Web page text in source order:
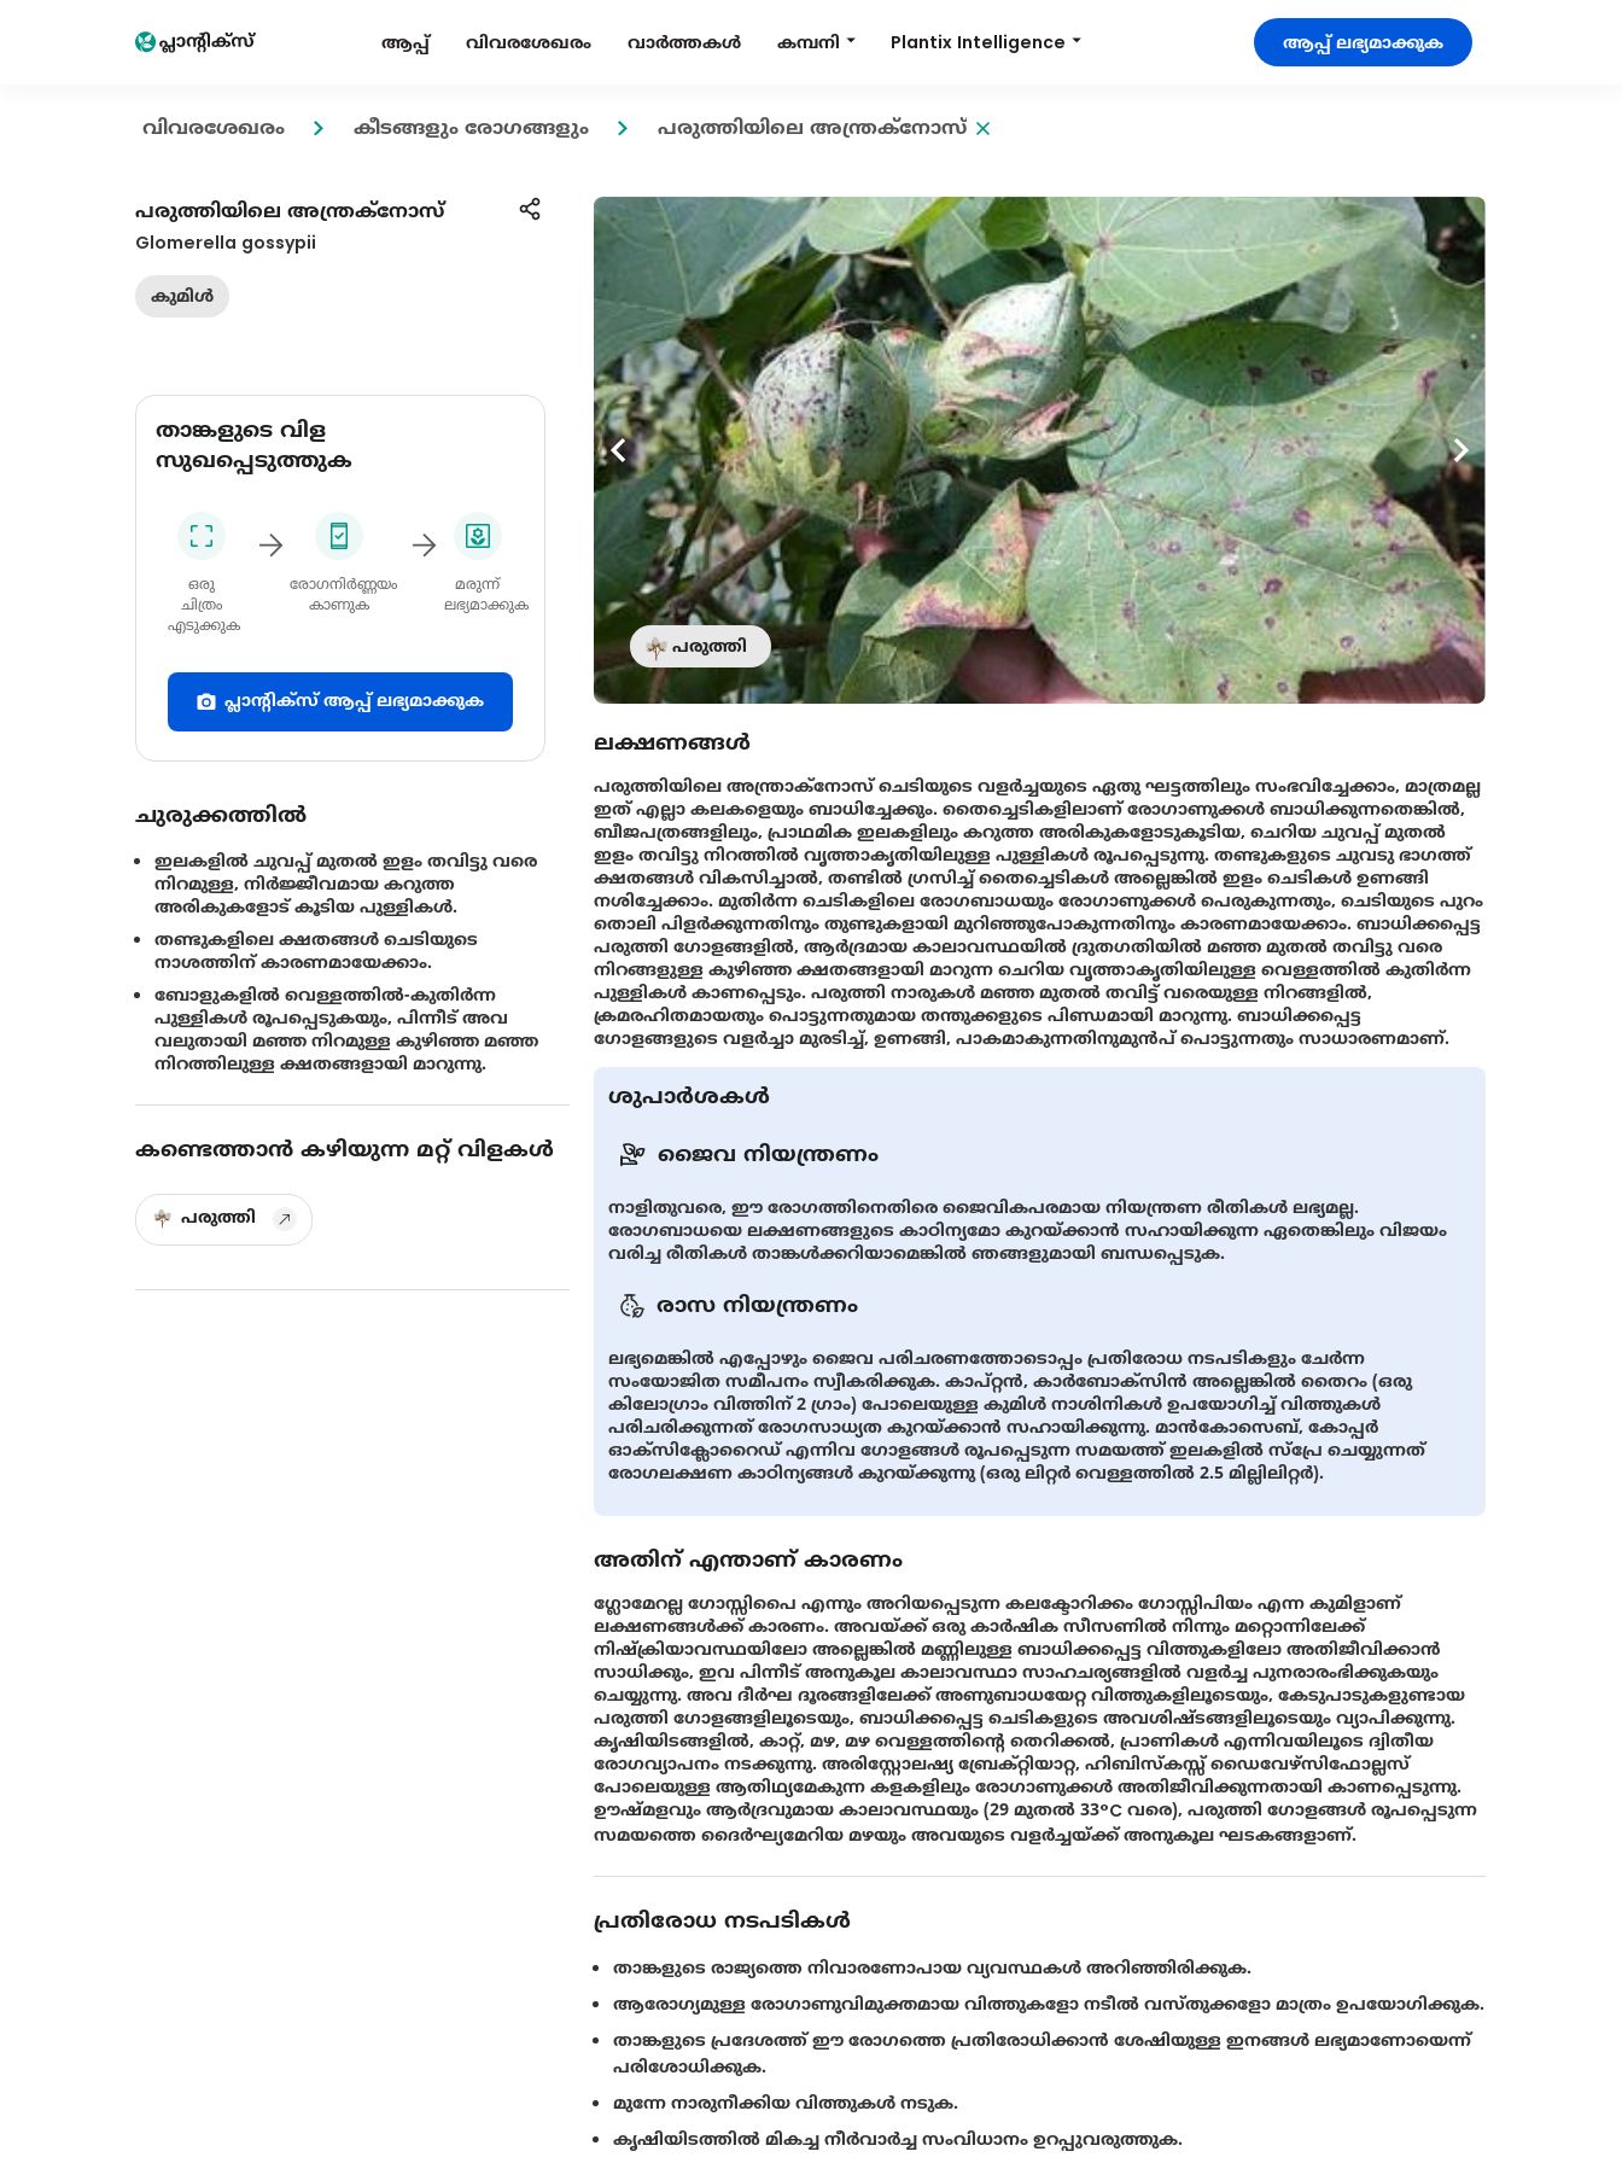
ആപ്പ് വിവരശേഖരം വാർത്തകൾ കമ്പനി Plantix Intelligence ആപ്പ് ലഭ്യമാക്കുക
വിവരശേഖരം കീടങ്ങളും രോഗങ്ങളും പരുത്തിയിലെ അന്ത്രക്നോസ്
പരുത്തിയിലെ അന്ത്രക്നോസ്
Glomerella gossypii
കുമിൾ
താങ്കളുടെ വിള
സുഖപ്പെടുത്തുക
ഒരു
ചിത്രം
എടുക്കുക
രോഗനിർണ്ണയം
കാണുക
മരുന്ന്
ലഭ്യമാക്കുക
പ്ലാന്റിക്സ് ആപ്പ് ലഭ്യമാക്കുക
ചുരുക്കത്തിൽ
ഇലകളിൽ ചുവപ്പ് മുതൽ ഇളം തവിട്ടു വരെ
നിറമുള്ള, നിർജ്ജീവമായ കറുത്ത
അരികുകളോട് കൂടിയ പുള്ളികൾ.
തണ്ടുകളിലെ ക്ഷതങ്ങൾ ചെടിയുടെ
നാശത്തിന് കാരണമായേക്കാം.
ബോളുകളിൽ വെള്ളത്തിൽ-കുതിർന്ന
പുള്ളികള്‍ രൂപപ്പെടുകയും, പിന്നീട് അവ
വലുതായി മഞ്ഞ നിറമുള്ള കുഴിഞ്ഞ മഞ്ഞ
നിറത്തിലുള്ള ക്ഷതങ്ങളായി മാറുന്നു.
കണ്ടെത്താൻ കഴിയുന്ന മറ്റ് വിളകൾ
പരുത്തി
പരുത്തി
ലക്ഷണങ്ങൾ
പരുത്തിയിലെ അന്ത്രാക്നോസ് ചെടിയുടെ വളർച്ചയുടെ ഏതു ഘട്ടത്തിലും സംഭവിച്ചേക്കാം, മാത്രമല്ല
ഇത് എല്ലാ കലകളെയും ബാധിച്ചേക്കും. തൈച്ചെടികളിലാണ് രോഗാണുക്കൾ ബാധിക്കുന്നതെങ്കിൽ,
ബീജപത്രങ്ങളിലും, പ്രാഥമിക ഇലകളിലും കറുത്ത അരികുകളോടുകൂടിയ, ചെറിയ ചുവപ്പ് മുതൽ
ഇളം തവിട്ടു നിറത്തിൽ വൃത്താകൃതിയിലുള്ള പുള്ളികള്‍ രൂപപ്പെടുന്നു. തണ്ടുകളുടെ ചുവടു ഭാഗത്ത്‌
ക്ഷതങ്ങൾ വികസിച്ചാൽ, തണ്ടില്‍ ഗ്രസിച്ച് തൈച്ചെടികൾ അല്ലെങ്കിൽ ഇളം ചെടികൾ ഉണങ്ങി
നശിച്ചേക്കാം. മുതിർന്ന ചെടികളിലെ രോഗബാധയും രോഗാണുക്കൾ പെരുകുന്നതും, ചെടിയുടെ പുറം
തൊലി പിളർക്കുന്നതിനും തുണ്ടുകളായി മുറിഞ്ഞുപോകുന്നതിനും കാരണമായേക്കാം. ബാധിക്കപ്പെട്ട
പരുത്തി ഗോളങ്ങളിൽ, ആര്‍ദ്രമായ കാലാവസ്ഥയില്‍ ദ്രുതഗതിയില്‍ മഞ്ഞ മുതല്‍ തവിട്ടു വരെ
നിറങ്ങളുള്ള കുഴിഞ്ഞ ക്ഷതങ്ങളായി മാറുന്ന ചെറിയ വൃത്താകൃതിയിലുള്ള വെള്ളത്തിൽ കുതിർന്ന
പുള്ളികൾ കാണപ്പെടും. പരുത്തി നാരുകൾ മഞ്ഞ മുതൽ തവിട്ട് വരെയുള്ള നിറങ്ങളിൽ,
ക്രമരഹിതമായതും പൊട്ടുന്നതുമായ തന്തുക്കളുടെ പിണ്ഡമായി മാറുന്നു. ബാധിക്കപ്പെട്ട
ഗോളങ്ങളുടെ വളർച്ചാ മുരടിച്ച്, ഉണങ്ങി, പാകമാകുന്നതിനുമുൻപ് പൊട്ടുന്നതും സാധാരണമാണ്.
ശുപാർശകൾ
ജൈവ നിയന്ത്രണം
നാളിതുവരെ, ഈ രോഗത്തിനെതിരെ ജൈവികപരമായ നിയന്ത്രണ രീതികൾ ലഭ്യമല്ല.
രോഗബാധയെ ലക്ഷണങ്ങളുടെ കാഠിന്യമോ കുറയ്ക്കാൻ സഹായിക്കുന്ന ഏതെങ്കിലും വിജയം
വരിച്ച രീതികൾ താങ്കൾക്കറിയാമെങ്കിൽ ഞങ്ങളുമായി ബന്ധപ്പെടുക.
രാസ നിയന്ത്രണം
ലഭ്യമെങ്കിൽ എപ്പോഴും ജൈവ പരിചരണത്തോടൊപ്പം പ്രതിരോധ നടപടികളും ചേർന്ന
സംയോജിത സമീപനം സ്വീകരിക്കുക. കാപ്റ്റൻ, കാർബോക്സിൻ അല്ലെങ്കിൽ തൈറം (ഒരു
കിലോഗ്രാം വിത്തിന് 2 ഗ്രാം) പോലെയുള്ള കുമിള്‍ നാശിനികള്‍ ഉപയോഗിച്ച് വിത്തുകൾ
പരിചരിക്കുന്നത് രോഗസാധ്യത കുറയ്ക്കാന്‍ സഹായിക്കുന്നു. മാൻകോസെബ്, കോപ്പർ
ഓക്സിക്ലോറൈഡ് എന്നിവ ഗോളങ്ങൾ രൂപപ്പെടുന്ന സമയത്ത് ഇലകളില്‍ സ്പ്രേ ചെയ്യുന്നത്
രോഗലക്ഷണ കാഠിന്യങ്ങള്‍ കുറയ്ക്കുന്നു (ഒരു ലിറ്റർ വെള്ളത്തിൽ 2.5 മില്ലിലിറ്റർ).
അതിന് എന്താണ് കാരണം
ഗ്ലോമേറല്ല ഗോസ്സിപൈ എന്നും അറിയപ്പെടുന്ന കലക്ടോറിക്കം ഗോസ്സിപിയം എന്ന കുമിളാണ്
ലക്ഷണങ്ങൾക്ക് കാരണം. അവയ്ക്ക് ഒരു കാർഷിക സീസണിൽ നിന്നും മറ്റൊന്നിലേക്ക്
നിഷ്‌ക്രിയാവസ്ഥയിലോ അല്ലെങ്കിൽ മണ്ണിലുള്ള ബാധിക്കപ്പെട്ട വിത്തുകളിലോ അതിജീവിക്കാൻ
സാധിക്കും, ഇവ പിന്നീട് അനുകൂല കാലാവസ്ഥാ സാഹചര്യങ്ങളിൽ വളർച്ച പുനരാരംഭിക്കുകയും
ചെയ്യുന്നു. അവ ദീർഘ ദൂരങ്ങളിലേക്ക് അണുബാധയേറ്റ വിത്തുകളിലൂടെയും, കേടുപാടുകളുണ്ടായ
പരുത്തി ഗോളങ്ങളിലൂടെയും, ബാധിക്കപ്പെട്ട ചെടികളുടെ അവശിഷ്‌ടങ്ങളിലൂടെയും വ്യാപിക്കുന്നു.
കൃഷിയിടങ്ങളിൽ, കാറ്റ്, മഴ, മഴ വെള്ളത്തിൻ്റെ തെറിക്കൽ, പ്രാണികൾ എന്നിവയിലൂടെ ദ്വിതീയ
രോഗവ്യാപനം നടക്കുന്നു. അരിസ്റ്റോലഷ്യ ബ്രേക്റ്റിയാറ്റ, ഹിബിസ്കസ്സ് ഡൈവേഴ്സിഫോല്ലസ്
പോലെയുള്ള ആതിഥ്യമേകുന്ന കളകളിലും രോഗാണുക്കൾ അതിജീവിക്കുന്നതായി കാണപ്പെടുന്നു.
ഊഷ്മളവും ആർദ്രവുമായ കാലാവസ്ഥയും (29 മുതല്‍ 33°C വരെ), പരുത്തി ഗോളങ്ങൾ രൂപപ്പെടുന്ന
സമയത്തെ ദൈർഘ്യമേറിയ മഴയും അവയുടെ വളര്‍ച്ചയ്ക്ക് അനുകൂല ഘടകങ്ങളാണ്.
പ്രതിരോധ നടപടികൾ
താങ്കളുടെ രാജ്യത്തെ നിവാരണോപായ വ്യവസ്ഥകള്‍ അറിഞ്ഞിരിക്കുക.
ആരോഗ്യമുള്ള രോഗാണുവിമുക്തമായ വിത്തുകളോ നടീൽ വസ്തുക്കളോ മാത്രം ഉപയോഗിക്കുക.
താങ്കളുടെ പ്രദേശത്ത് ഈ രോഗത്തെ പ്രതിരോധിക്കാൻ ശേഷിയുള്ള ഇനങ്ങൾ ലഭ്യമാണോയെന്ന്
പരിശോധിക്കുക.
മുന്നേ നാരുനീക്കിയ വിത്തുകൾ നടുക.
കൃഷിയിടത്തിൽ മികച്ച നീർവാർച്ച സംവിധാനം ഉറപ്പുവരുത്തുക.